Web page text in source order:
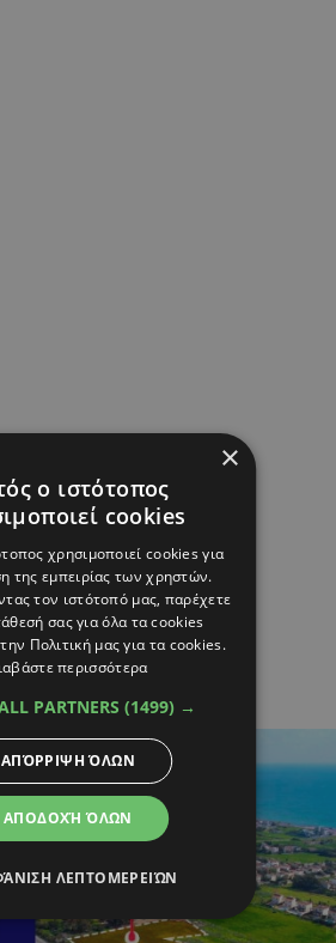
×
ο ιστότοπος
cookies
χρησιμοποιεί cookies για
της εμπειρίας των χρηστών.
τον ιστότοπό μας, παρέχετε
σας για όλα τα cookies
Πολιτική μας για τα cookies.
περισσότερα
PARTNERS (1499) →
ΑΠΟΔΟΧΉ ΌΛΩΝ
ΑΠΌΡΡΙΨΗ ΌΛΩΝ
ΛΕΠΤΟΜΕΡΕΙΏΝ